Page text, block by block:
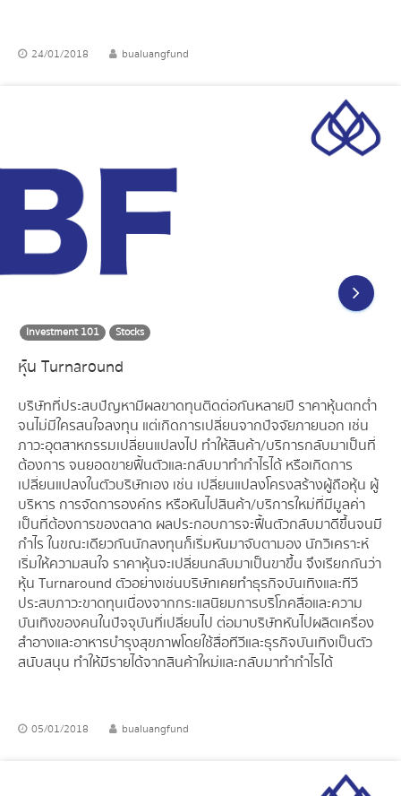
24/01/2018 bualuangfund
Investment 101 Stocks
หุ้น Turnaround
บริษัทที่ประสบปัญหามีผลขาดทุนติดต่อกันหลายปี ราคาหุ้นตกต่ำ
จนไม่มีใครสนใจลงทุน แต่เกิดการเปลี่ยนจากปัจจัยภายนอก เช่น
ภาวะอุตสาหกรรมเปลี่ยนแปลงไป ทำให้สินค้า/บริการกลับมาเป็นที่
ต้องการ จนยอดขายฟื้นตัวและกลับมาทำกำไรได้ หรือเกิดการ
เปลี่ยนแปลงในตัวบริษัทเอง เช่น เปลี่ยนแปลงโครงสร้างผู้ถือหุ้น ผู้
บริหาร การจัดการองค์กร หรือหันไปสินค้า/บริการใหม่ที่มีมูลค่า
เป็นที่ต้องการของตลาด ผลประกอบการจะฟื้นตัวกลับมาดีขึ้นจนมี
กำไร ในขณะเดียวกันนักลงทุนก็เริ่มหันมาจับตามอง นักวิเคราะห์
เริ่มให้ความสนใจ ราคาหุ้นจะเปลี่ยนกลับมาเป็นขาขึ้น จึงเรียกกันว่า
หุ้น Turnaround ตัวอย่างเช่นบริษัทเคยทำธุรกิจบันเทิงและทีวี
ประสบภาวะขาดทุนเนื่องจากกระแสนิยมการบริโภคสื่อและความ
บันเทิงของคนในปัจจุบันที่เปลี่ยนไป ต่อมาบริษัทหันไปผลิตเครื่อง
สำอางและอาหารบำรุงสุขภาพโดยใช้สื่อทีวีและธุรกิจบันเทิงเป็นตัว
สนับสนุน ทำให้มีรายได้จากสินค้าใหม่และกลับมาทำกำไรได้
05/01/2018 bualuangfund